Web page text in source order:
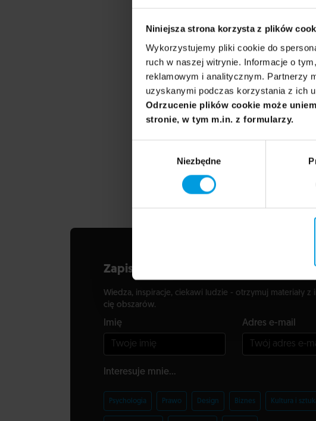
Niniejsza strona korzysta z plików
Wykorzystujemy pliki cookie do
ruch w naszej witrynie. Informacje o
reklamowym i analitycznym. Partnerzy
uzyskanymi podczas korzystania z ich
Odrzucenie plików cookie może
stronie, w tym m.in. z formularzy.
Niezbędne
Prelegentka
dr
Jagoda Sikora
zdobywała na licznych
uzależnień, obecnie kształci
Zapisz się do newslettera
Wiedza, inspiracje, ciekawi ludzie - otrzymuj materiały z
cię obszarów.
Imię Adres e-mail
Interesuje mnie...
Psychologia Prawo Design Biznes Kultura i